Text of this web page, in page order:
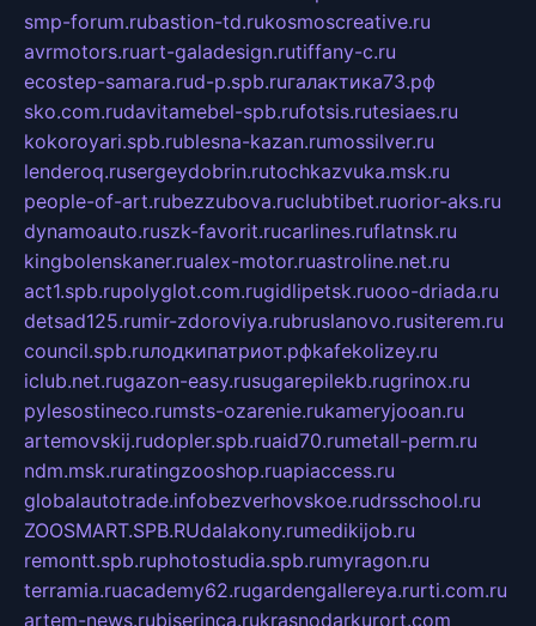
smp-forum.rubastion-td.rukosmoscreative.ru
avrmotors.ruart-galadesign.rutiffany-c.ru
ecostep-samara.rud-p.spb.ruгалактика73.рф
sko.com.rudavitamebel-spb.rufotsis.rutesiaes.ru
kokoroyari.spb.rublesna-kazan.rumossilver.ru
lenderoq.rusergeydobrin.rutochkazvuka.msk.ru
people-of-art.rubezzubova.ruclubtibet.ruorior-aks.ru
dynamoauto.ruszk-favorit.rucarlines.ruflatnsk.ru
kingbolenskaner.rualex-motor.ruastroline.net.ru
act1.spb.rupolyglot.com.rugidlipetsk.ruooo-driada.ru
detsad125.rumir-zdoroviya.rubruslanovo.rusiterem.ru
council.spb.ruлодкипатриот.рфkafekolizey.ru
iclub.net.rugazon-easy.rusugarepilekb.rugrinox.ru
pylesostineco.rumsts-ozarenie.rukameryjooan.ru
artemovskij.rudopler.spb.ruaid70.rumetall-perm.ru
ndm.msk.ruratingzooshop.ruapiaccess.ru
globalautotrade.infobezverhovskoe.rudrsschool.ru
ZOOSMART.SPB.RUdalakony.rumedikijob.ru
remontt.spb.ruphotostudia.spb.rumyragon.ru
terramia.ruacademy62.rugardengallereya.rurti.com.ru
artem-news.rubiserinca.rukrasnodarkurort.com